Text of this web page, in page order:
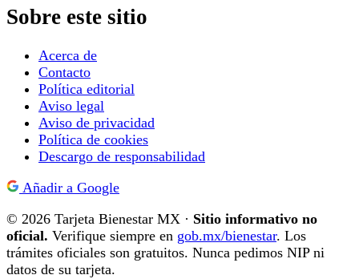
Sobre este sitio
Acerca de
Contacto
Política editorial
Aviso legal
Aviso de privacidad
Política de cookies
Descargo de responsabilidad
Añadir a Google
© 2026 Tarjeta Bienestar MX · Sitio informativo no
oficial. Verifique siempre en gob.mx/bienestar. Los
trámites oficiales son gratuitos. Nunca pedimos NIP ni
datos de su tarjeta.